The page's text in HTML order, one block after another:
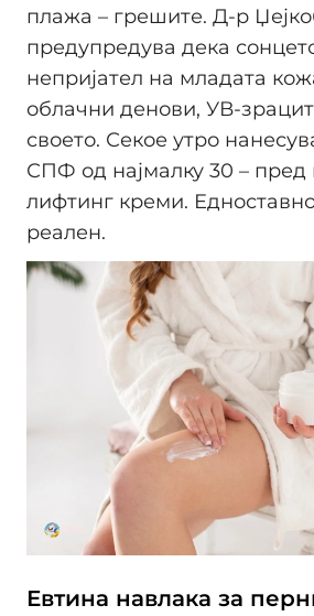
плажа – грешите. Д-р
предупредува дека
непријател на младата
облачни денови, УВ-
своето. Секое утро
СПФ од најмалку 30 –
лифтинг креми.
реален.
Евтина навлака за